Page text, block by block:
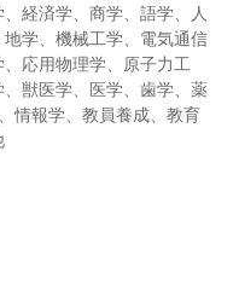
経済学、商学、語学、人
学、機械工学、電気通信
応用物理学、原子力工
獣医学、医学、歯学、薬
情報学、教員養成、教育